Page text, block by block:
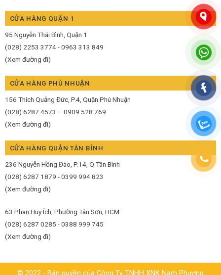
CỬA HÀNG QUẬN 1
95 Nguyễn Thái Bình, Quận 1
(028) 2253 3774 - 0963 313 849
(Xem đường đi)
CỬA HÀNG PHÚ NHUẬN
156 Thích Quảng Đức, P.4, Quận Phú Nhuận
(028) 6287 4573 – 0909 528 769
(Xem đường đi)
CỬA HÀNG QUẬN TÂN BÌNH
236 Nguyễn Hồng Đào, P.14, Q.Tân Bình
(028) 6287 1879 - 0399 994 823
(Xem đường đi)
63 Phan Huy Ích, Phường Tân Sơn, HCM
(028) 6287 0285 - 0388 999 745
(Xem đường đi)
© 2022 - Bản quyền của Công Ty TNHH XNK Nam Phương